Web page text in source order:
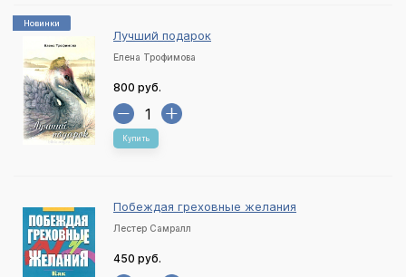
Новинки
Лучший подарок
Елена Трофимова
800 руб.
Купить
Побеждая греховные желания
Лестер Самралл
450 руб.